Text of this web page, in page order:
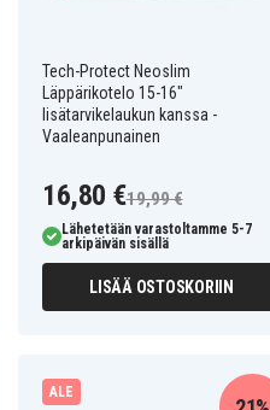
Tech-Protect Neoslim
Läppärikotelo 15-16"
lisätarvikelaukun kanssa -
Vaaleanpunainen
16,80 €19,99 €
Lähetetään varastoltamme 5-7
arkipäivän sisällä
LISÄÄ OSTOSKORIIN
ALE